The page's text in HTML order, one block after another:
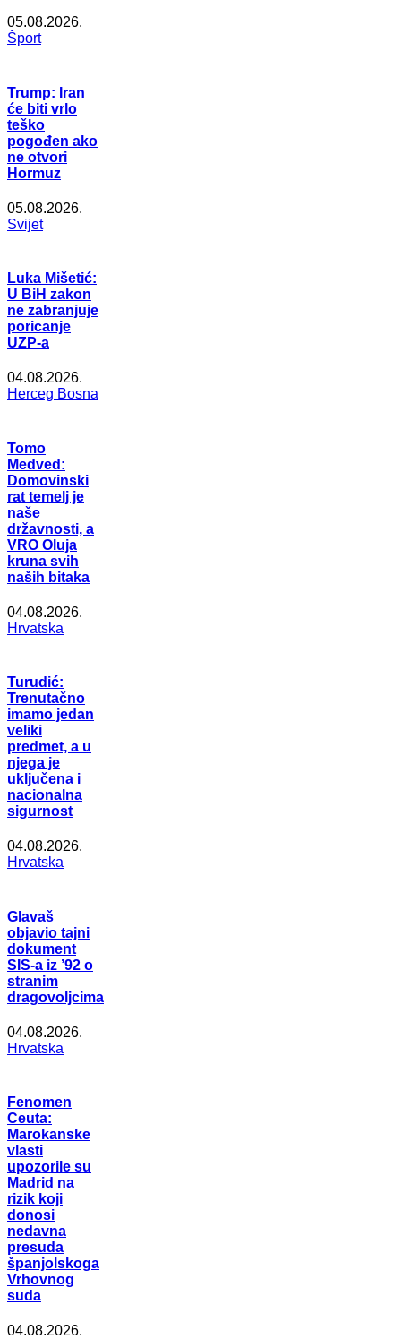
05.08.2026.
Šport
Trump: Iran
će biti vrlo
teško
pogođen ako
ne otvori
Hormuz
05.08.2026.
Svijet
Luka Mišetić:
U BiH zakon
ne zabranjuje
poricanje
UZP-a
04.08.2026.
Herceg Bosna
Tomo
Medved:
Domovinski
rat temelj je
naše
državnosti, a
VRO Oluja
kruna svih
naših bitaka
04.08.2026.
Hrvatska
Turudić:
Trenutačno
imamo jedan
veliki
predmet, a u
njega je
uključena i
nacionalna
sigurnost
04.08.2026.
Hrvatska
Glavaš
objavio tajni
dokument
SIS-a iz ’92 o
stranim
dragovoljcima
04.08.2026.
Hrvatska
Fenomen
Ceuta:
Marokanske
vlasti
upozorile su
Madrid na
rizik koji
donosi
nedavna
presuda
španjolskoga
Vrhovnog
suda
04.08.2026.